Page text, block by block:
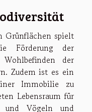
Grünflächen spielt
Förderung der
der
Zudem ist es ein
Immobilie zu
Lebensraum für
und Vögeln und